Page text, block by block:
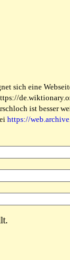
sich eine
ist besser
https://